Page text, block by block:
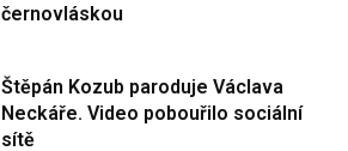
černovláskou
Štěpán Kozub paroduje Václava
Neckáře. Video pobouřilo sociální
sítě